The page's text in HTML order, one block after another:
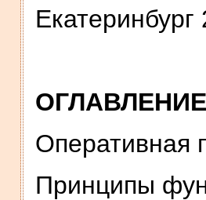
Екатеринбург
ОГЛАВЛЕНИЕ
Оперативная
Принципы